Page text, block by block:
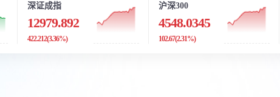
深证成指
12979.892
422.212(3.36%)
沪深300
4548.0345
102.67(2.31%)